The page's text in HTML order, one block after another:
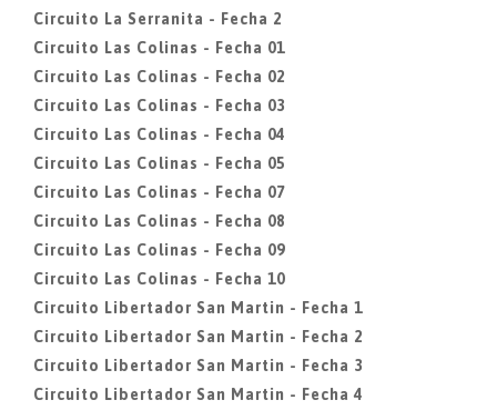
Circuito La Serranita - Fecha 2
Circuito Las Colinas - Fecha 01
Circuito Las Colinas - Fecha 02
Circuito Las Colinas - Fecha 03
Circuito Las Colinas - Fecha 04
Circuito Las Colinas - Fecha 05
Circuito Las Colinas - Fecha 07
Circuito Las Colinas - Fecha 08
Circuito Las Colinas - Fecha 09
Circuito Las Colinas - Fecha 10
Circuito Libertador San Martin - Fecha 1
Circuito Libertador San Martin - Fecha 2
Circuito Libertador San Martin - Fecha 3
Circuito Libertador San Martin - Fecha 4